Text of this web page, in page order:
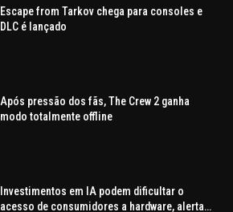
Escape from Tarkov chega para consoles e
DLC é lançado
Após pressão dos fãs, The Crew 2 ganha
modo totalmente offline
Investimentos em IA podem dificultar o
acesso de consumidores a hardware, alerta